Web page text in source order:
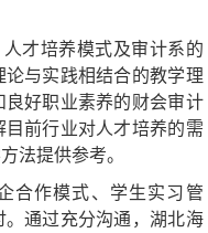
才培养模式及审计系的
与实践相结合的教学理
好职业素养的财会审计
前行业对人才培养的需
法提供参考。
合作模式、学生实习管
通过充分沟通，湖北海